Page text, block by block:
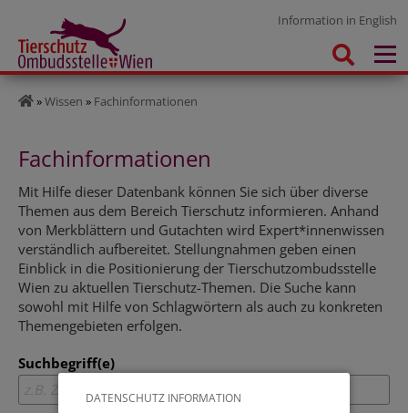
DATENSCHUTZ INFORMATION
Information in English
»Wissen » Fachinformationen
Fachinformationen
Mit Hilfe dieser Datenbank können Sie sich über diverse
Themen aus dem Bereich Tierschutz informieren. Anhand
von Merkblättern und Gutachten wird Expert*innenwissen
verständlich aufbereitet. Stellungnahmen geben einen
Einblick in die Positionierung der Tierschutzombudsstelle
Wien zu aktuellen Tierschutz-Themen. Die Suche kann
sowohl mit Hilfe von Schlagwörtern als auch zu konkreten
Themengebieten erfolgen.
Suchbegriff(e)